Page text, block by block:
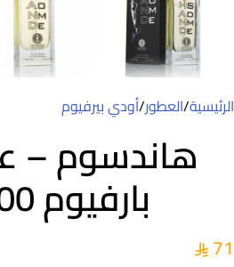
الرئيسية/العطور/أودي بيرفيوم
هاندسوم –
بارفيوم 100 مل
71